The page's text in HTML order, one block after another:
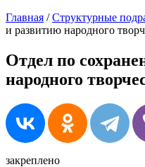
Главная /Структурные
и развитию народного
Отдел по
народного
закреплено